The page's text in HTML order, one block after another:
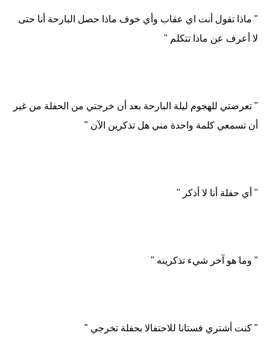
" ماذا تقول أنت اي عقاب وأي خوف ماذا حصل البارحة أنا حتى
لا أعرف عن ماذا تتكلم "
" تعرضتي للهجوم ليلة البارحة بعد أن خرجتي من الحفلة من غير
أن تسمعي كلمة واحدة مني هل تذكرين الآن "
" أي حفلة أنا لا أذكر "
" وما هو آخر شيء تذكرينه "
" كنت أشتري فستانا للاحتفالا بحفلة تخرجي "